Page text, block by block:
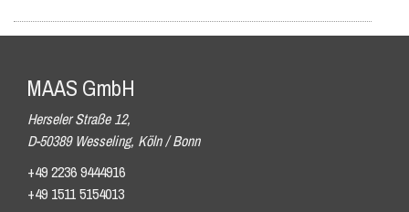
MAAS GmbH
Herseler Straße 12,
D-50389 Wesseling, Köln / Bonn
+49 2236 9444916
+49 1511 5154013